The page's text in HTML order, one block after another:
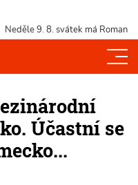
Neděle 9. 8. svátek má Roman
Účastní se